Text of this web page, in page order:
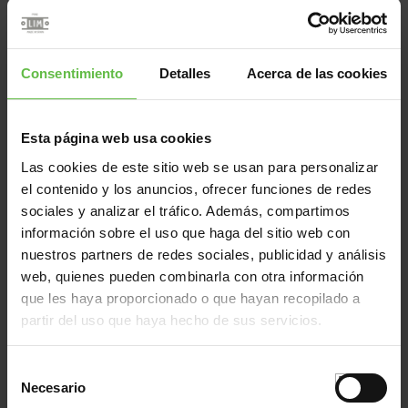
Consentimiento Detalles Acerca de las cookies
Esta página web usa cookies
Las cookies de este sitio web se usan para personalizar
el contenido y los anuncios, ofrecer funciones de redes
sociales y analizar el tráfico. Además, compartimos
información sobre el uso que haga del sitio web con
nuestros partners de redes sociales, publicidad y análisis
web, quienes pueden combinarla con otra información
que les haya proporcionado o que hayan recopilado a
partir del uso que haya hecho de sus servicios.
Necesario
44000003
54/2037
40x40x0,0
44000004
54/2038
44000006
54/2039
50x50x0,0
44000007
54/2040
60x50x0,0
44000008
54/2041
60x60x0,0
44000009
54/2042
70x50x0,0
44000010
54/2042
70x50x0,0
44000011
54/2043
70x60x0,0
44000012
54/2044
70x70x0,0
44000013
54/2045
44000015